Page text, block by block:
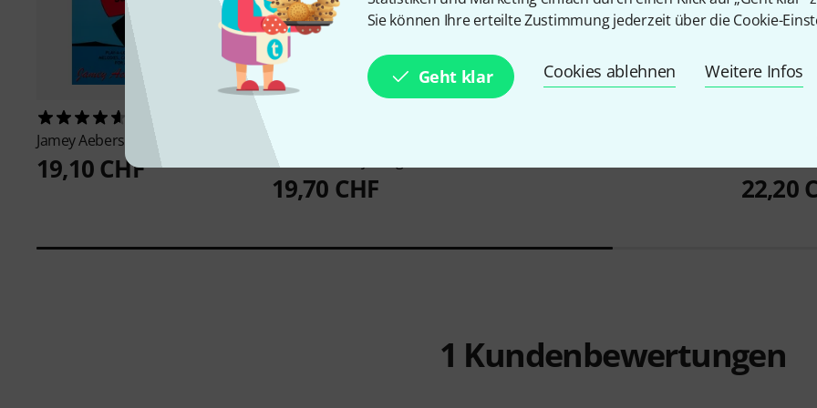
Sie können Ihre erteilte Zustimmung jederzeit über die Cookie-
Geht klar Cookies ablehnen Weitere Infos
Jamey Aebersold
19,10 CHF
Music Factory
Christmas Playalong
19,70 CHF
Hal
22,20
1 Kundenbewertungen